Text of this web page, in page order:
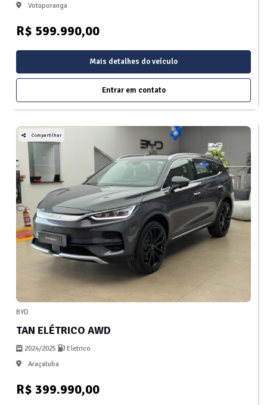
Votuporanga
R$ 599.990,00
Mais detalhes do veículo
Entrar em contato
Compartilhar
BYD
TAN ELÉTRICO AWD
2024/2025
Eletrico
Araçatuba
R$ 399.990,00